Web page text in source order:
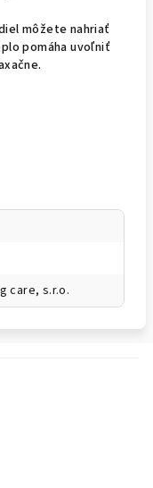
môžete nahriať
pomáha uvoľniť
care, s.r.o.